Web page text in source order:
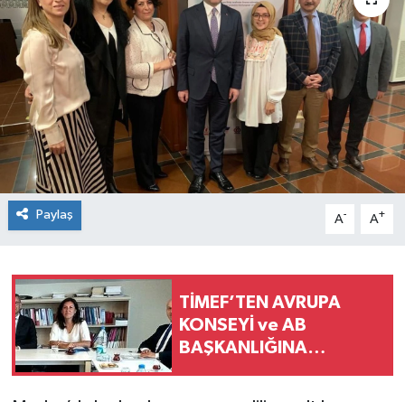
Paylaş A- A+
TİMEF’TEN AVRUPA
KONSEYİ ve AB
BAŞKANLIĞINA
HABER
Konsorsiyum
PROJECTS
PROJELER
PROJELER İNGİLİZCE
Haber Arşivi